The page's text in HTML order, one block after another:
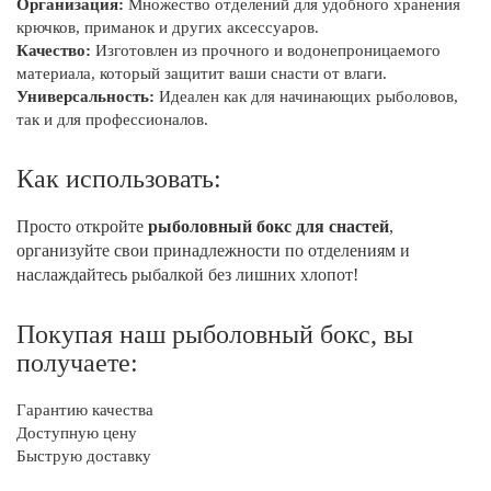
Организация: Множество отделений для удобного хранения
крючков, приманок и других аксессуаров.
Качество: Изготовлен из прочного и водонепроницаемого
материала, который защитит ваши снасти от влаги.
Универсальность: Идеален как для начинающих рыболовов,
так и для профессионалов.
Как использовать:
Просто откройте рыболовный бокс для снастей,
организуйте свои принадлежности по отделениям и
наслаждайтесь рыбалкой без лишних хлопот!
Покупая наш рыболовный бокс, вы
получаете:
Гарантию качества
Доступную цену
Быструю доставку